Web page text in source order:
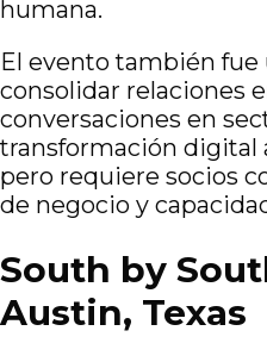
humana.
El evento también
consolidar relaciones
conversaciones en
transformación digital
pero requiere socios
de negocio y
South by
Austin, Texas